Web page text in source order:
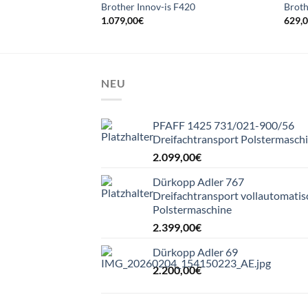
Brother Innov-is F420
1.079,00€
NEU
PFAFF 1425 731/021-900/56
Dreifachtransport
2.099,00€
Dürkopp Adler 767
Dreifachtransport
Polstermaschine
2.399,00€
Dürkopp Adler 69
2.200,00€